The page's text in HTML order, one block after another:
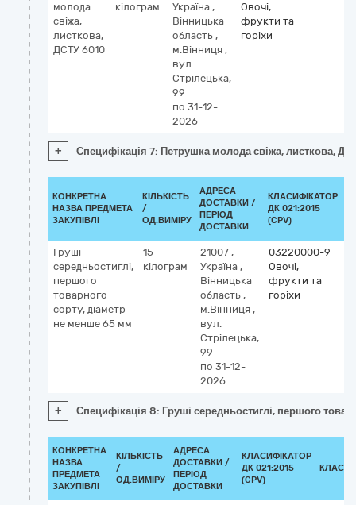
молода
свіжа,
листкова,
ДСТУ 6010
кілограм
Україна ,
Вінницька
область ,
м.Вінниця ,
вул.
Стрілецька,
99
по 31-12-
2026
Овочі,
фрукти та
горіхи
+ Специфікація 7: Петрушка молода свіжа, листкова,
КОНКРЕТНА
НАЗВА ПРЕДМЕТА
ЗАКУПІВЛІ
КІЛЬКІСТЬ
/
ОД.ВИМІРУ
АДРЕСА
ДОСТАВКИ /
ПЕРІОД
ДОСТАВКИ
КЛАСИФІКАТОР
ДК 021:2015
(CPV)
Груші
середньостиглі,
першого
товарного
сорту, діаметр
не менше 65 мм
15
кілограм
21007 ,
Україна ,
Вінницька
область ,
м.Вінниця ,
вул.
Стрілецька,
99
по 31-12-
2026
03220000-9
Овочі,
фрукти та
горіхи
+ Специфікація 8: Груші середньостиглі, першого
КОНКРЕТНА
НАЗВА
ПРЕДМЕТА
ЗАКУПІВЛІ
КІЛЬКІСТЬ
/
ОД.ВИМІРУ
АДРЕСА
ДОСТАВКИ /
ПЕРІОД
ДОСТАВКИ
КЛАСИФІКАТОР
ДК 021:2015
(CPV)